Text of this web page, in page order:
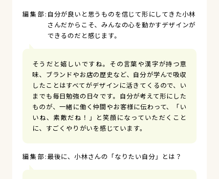
自分が良いと思うものを信じて形にしてきた小林
さんだからこそ、みんなの心を動かすデザインが
できるのだと感じます。
そうだと嬉しいですね。その言葉や漢字が持つ意
味、ブランドやお店の歴史など、自分が学んで吸収
したことはすべてがデザインに活きてくるので、い
までも毎日勉強の日々です。自分が考えて形にした
ものが、一緒に働く仲間やお客様に伝わって、「い
いね、素敵だね！」と笑顔になっていただくこと
に、すごくやりがいを感じています。
最後に、小林さんの「なりたい自分」とは？